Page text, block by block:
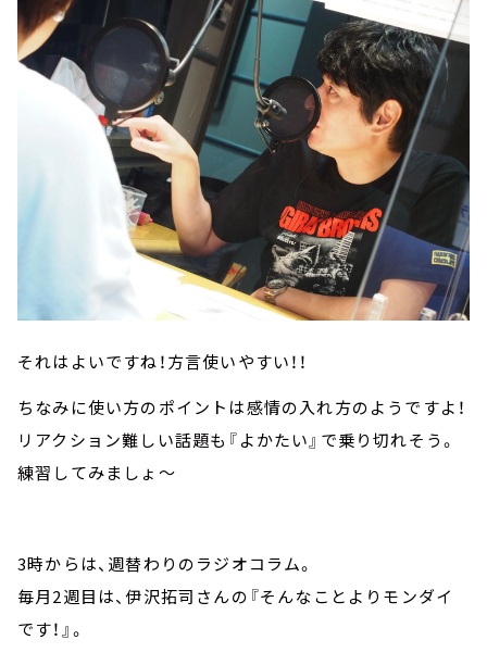
それはよいですね！方言使いやすい！！
ちなみに使い方のポイントは感情の入れ方のようですよ！
リアクション難しい話題も『よかたい』で乗り切れそう。
練習してみましょ～
3時からは、週替わりのラジオコラム。
毎月2週目は、伊沢拓司さんの『そんなことよりモンダイ
です！』。